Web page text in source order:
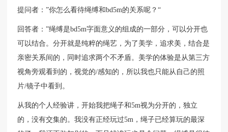
提问者：”你怎么看待绳缚和bd5m的关系呢？“
回答者：”绳缚是bd5m字面意义的组成的一部分，可以分开也
可以结合。分开就是纯粹的绳艺，为了美学，追求美，结合是
亲密关系间的，同时追求两个不矛盾。美学的体验是从第三方
视角旁观看到的，视觉的/感知的，所以我也只能从自己的照
片/镜子中看到。
从我的个人经验讲，开始我把绳子和5m视为分开的，独立
的，没有交集的。我没有正经玩过5m，绳子已经算玩的最深